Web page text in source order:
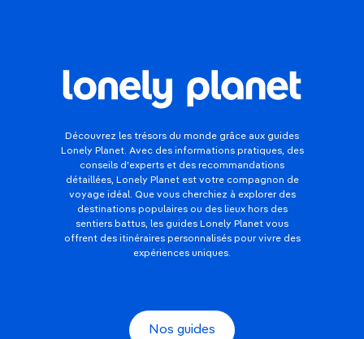
Découvrez les trésors du monde grâce aux guides
Lonely Planet. Avec des informations pratiques, des
conseils d'experts et des recommandations
détaillées, Lonely Planet est votre compagnon de
voyage idéal. Que vous cherchiez à explorer des
destinations populaires ou des lieux hors des
sentiers battus, les guides Lonely Planet vous
offrent des itinéraires personnalisés pour vivre des
expériences uniques.
Nos guides